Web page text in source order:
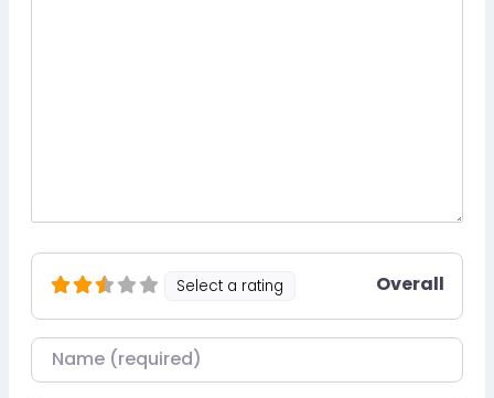
Select a rating Overall
Nom